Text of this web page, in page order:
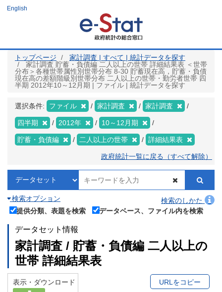
ツ
English
トップページ
家計調査 | すべて | 統計データを探す
家計調査 貯蓄・負債編 二人以上の世帯 詳細結果表 ＜世帯
分布＞各種世帯属性別世帯分布 8-30 貯蓄現在高，貯蓄・負債
現在高の差額階級別世帯分布 二人以上の世帯・勤労者世帯 四
半期 2012年10～12月期 | ファイル | 統計データを探す
選択条件: ファイル 家計調査 家計調査
四半期 2012年 10～12月期
貯蓄・負債編 二人以上の世帯 詳細結果表
政府統計一覧に戻る（すべて解除）
検索オプション
検索のしかた
提供分類、表題を検索
データベース、ファイル内を検索
データセット情報
家計調査 / 貯蓄・負債編 二人以上の
世帯 詳細結果表
表示・ダウンロード URLをコピー